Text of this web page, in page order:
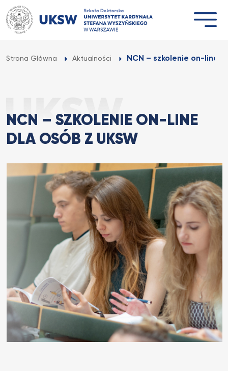
Przejdź
do
treści
Strona Główna Aktualności NCN – szkolenie on-line
NCN – SZKOLENIE ON-LINE
DLA OSÓB Z UKSW